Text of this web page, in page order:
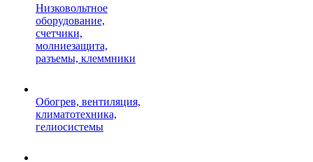
Низковольтное
оборудование,
счетчики,
молниезащита,
разъемы, клеммники
Обогрев, вентиляция,
климатотехника,
гелиосистемы